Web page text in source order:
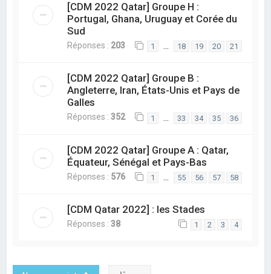
[CDM 2022 Qatar] Groupe H :
Portugal, Ghana, Uruguay et Corée du
Sud
Réponses : 203 1 … 18 19 20 21
[CDM 2022 Qatar] Groupe B :
Angleterre, Iran, États-Unis et Pays de
Galles
Réponses :352 1 33 34 35 36
[CDM 2022 Qatar] Groupe A : Qatar,
Équateur, Sénégal et Pays-Bas
Réponses : 576 1 55 56 57 58
[CDM Qatar 2022] : les Stades
Réponses :38 1 2 3 4